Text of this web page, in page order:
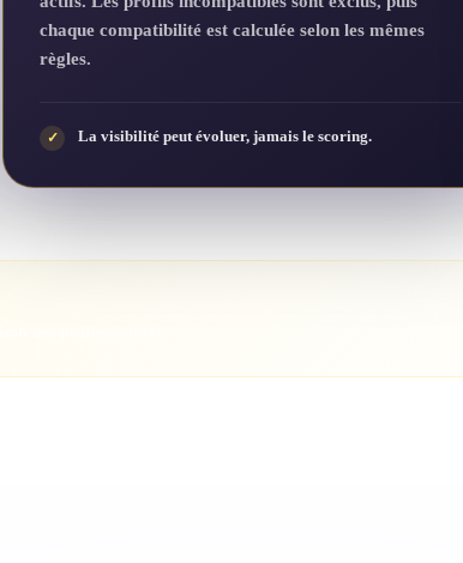
chaque compatibilité est calculée selon les mêmes
règles.
✓ La visibilité peut évoluer, jamais le scoring.